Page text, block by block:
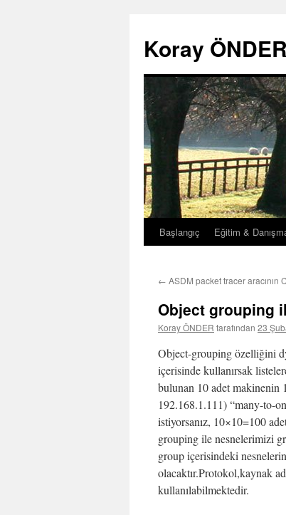
Koray ÖNDER
İçeriğe
Başlangıç Eğitim &
← ASDM packet tracer aracının
Object grouping
Koray ÖNDER tarafından 23
Object-grouping özelliğini
içerisinde kullanırsak
bulunan 10 adet makinenin
192.168.1.111) “many-to-
istiyorsanız, 10×10=100
grouping ile nesnelerimizi
group içerisindeki
olacaktır.Protokol,kaynak
kullanılabilmektedir.